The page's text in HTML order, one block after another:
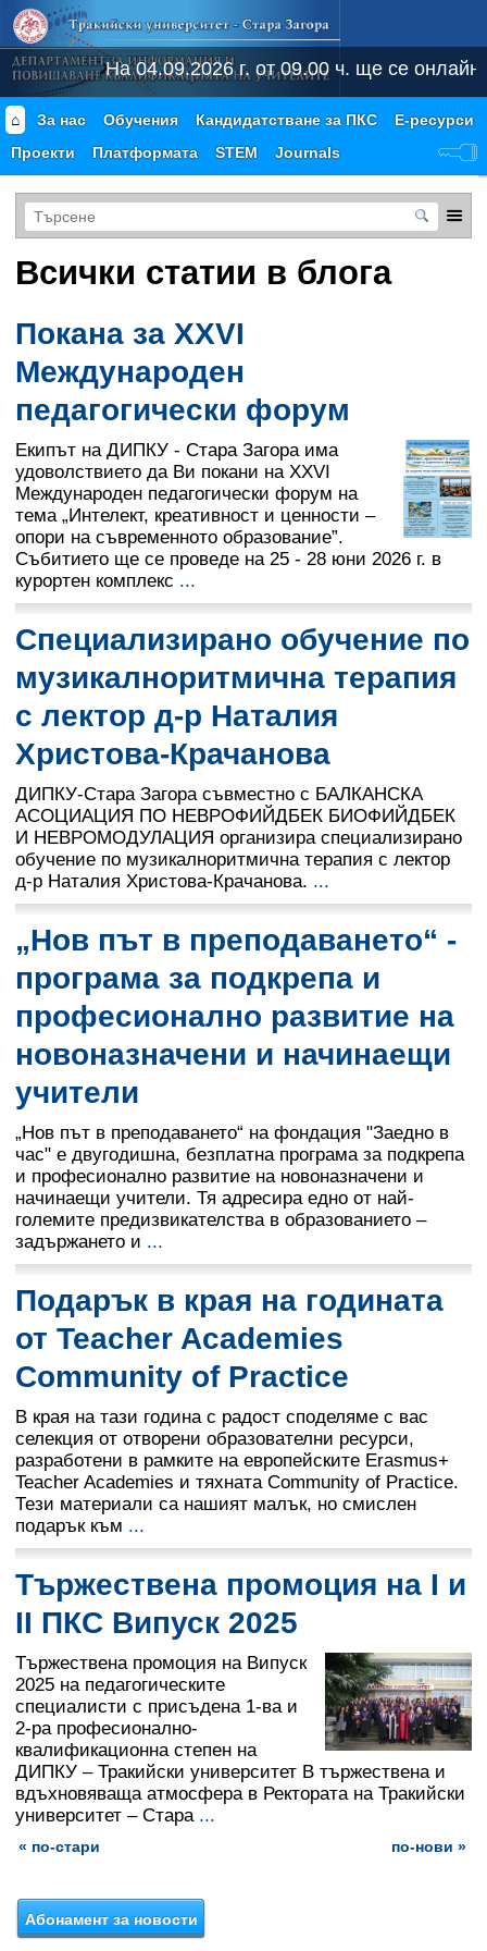
На 04.09.2026 г. от 09.00 ч. ще се онлайн
⌂ За нас Обучения Кандидатстване за ПКС
Е-ресурси
Проекти
Платформата STEM Journals
Всички статии в блога
Покана за XXVI
Международен
педагогически форум
Екипът на ДИПКУ - Стара Загора има
удоволствието да Ви покани на XXVI
Международен педагогически форум на
тема „Интелект, креативност и ценности –
опори на съвременното образование”.
Събитието ще се проведе на 25 - 28 юни 2026 г. в
курортен комплекс ...
Специализирано обучение по
музикалноритмична терапия
с лектор д-р Наталия
Христова-Крачанова
ДИПКУ-Стара Загора съвместно с БАЛКАНСКА
АСОЦИАЦИЯ ПО НЕВРОФИЙДБЕК БИОФИЙДБЕК
И НЕВРОМОДУЛАЦИЯ организира специализирано
обучение по музикалноритмична терапия с лектор
д-р Наталия Христова-Крачанова. ...
„Нов път в преподаването“ -
програма за подкрепа и
професионално развитие на
новоназначени и начинаещи
учители
„Нов път в преподаването“ на фондация "Заедно в
час" е двугодишна, безплатна програма за подкрепа
и професионално развитие на новоназначени и
начинаещи учители. Тя адресира едно от най-
големите предизвикателства в образованието –
задържането и ...
Подарък в края на годината
от Teacher Academies
Community of Practice
В края на тази година с радост споделяме с вас
селекция от отворени образователни ресурси,
разработени в рамките на европейските Erasmus+
Teacher Academies и тяхната Community of Practice.
Тези материали са нашият малък, но смислен
подарък към ...
Тържествена промоция на I и
II ПКС Випуск 2025
Тържествена промоция на Випуск
2025 на педагогическите
специалисти с присъдена 1-ва и
2-ра професионално-
квалификационна степен на
ДИПКУ – Тракийски университет В тържествена и
вдъхновяваща атмосфера в Ректората на Тракийски
университет – Стара ...
« по-стари по-нови »